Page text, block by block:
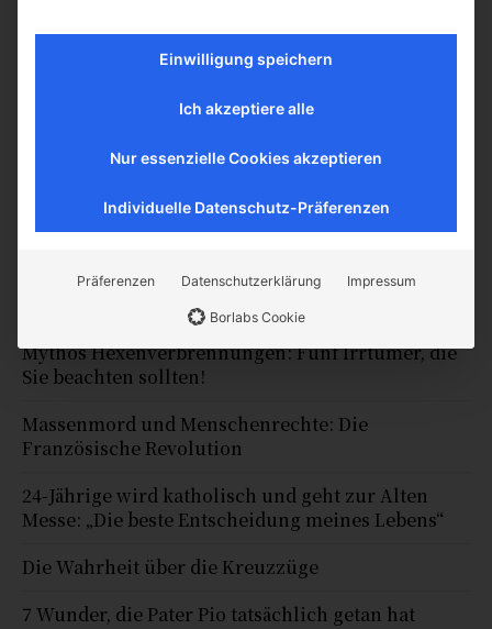
Erfahre, wie deine Kommentardaten verarbeitet werden.
Mythos Hexenverbrennungen: Fünf Irrtümer, die
Sie beachten sollten!
Massenmord und Menschenrechte: Die
Französische Revolution
24-Jährige wird katholisch und geht zur Alten
Messe: „Die beste Entscheidung meines Lebens“
Die Wahrheit über die Kreuzzüge
7 Wunder, die Pater Pio tatsächlich getan hat
Einwilligung speichern
Ich akzeptiere alle
Nur essenzielle Cookies akzeptieren
Individuelle Datenschutz-Präferenzen
Präferenzen Datenschutzerklärung Impressum
Borlabs Cookie